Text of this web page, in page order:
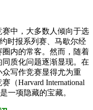
中，大多数人倾向于选
时报系列赛、马歇尔经
内的常客。然而，随着
质化问题逐渐显现。在
写作竞赛显得尤为重
（Harvard International
一项隐藏的宝藏。